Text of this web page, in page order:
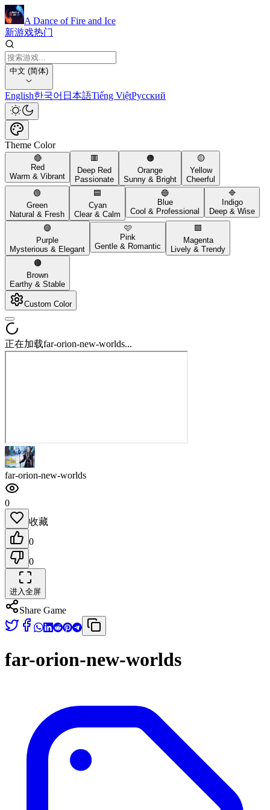
A Dance of Fire and Ice
新游戏热门
中文 (简体)
English한국어 日本語Tiếng ViệtРусский
Theme Color
🔴
Red
Warm & Vibrant
🟥
Deep Red
Passionate
🟠
Orange
Sunny & Bright
🟡
Yellow
Cheerful
🟢
Green
Natural & Fresh
🟦
Cyan
Clear & Calm
🔵
Blue
Cool & Professional
🔷
Indigo
Deep & Wise
🟣
Purple
Mysterious & Elegant
🩷
Pink
Gentle & Romantic
🟪
Magenta
Lively & Trendy
🟤
Brown
Earthy & Stable
Custom Color
正在加载far-orion-new-worlds...
far-orion-new-worlds
0
收藏
0
0
进入全屏
Share Game
far-orion-new-worlds